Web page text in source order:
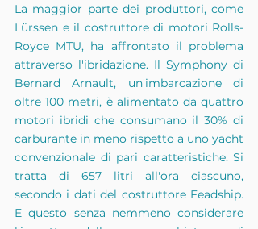
La maggior parte dei produttori, come
Lürssen e il costruttore di motori Rolls-
Royce MTU, ha affrontato il problema
attraverso l'ibridazione. Il Symphony di
Bernard Arnault, un'imbarcazione di
oltre 100 metri, è alimentato da quattro
motori ibridi che consumano il 30% di
carburante in meno rispetto a uno yacht
convenzionale di pari caratteristiche. Si
tratta di 657 litri all'ora ciascuno,
secondo i dati del costruttore Feadship.
E questo senza nemmeno considerare